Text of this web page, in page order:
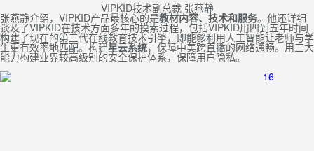
VIPKID技术副总裁 张燕静
张燕静介绍，VIPKID产品最核心的是教材内容、技术和服务。他还详细
谈及了VIPKID在技术方面多年的摸索过程，包括VIPKID用四到五年时间
构建了现在的第三代在线教育技术引擎，即能够利用人工智能让老师与学
生更有效率地匹配。构建星云系统，保障中美跨直播的网络通畅。用三大
能力构建业界较高级别的安全保护体系，保障用户隐私。